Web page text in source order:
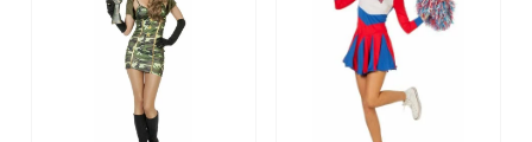
muunnelma.
useampi
muunnelma.